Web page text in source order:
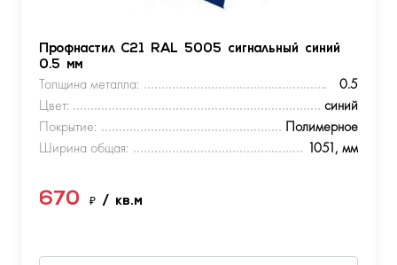
Профнастил С21 RAL 5005 сигнальный синий
0.5 мм
Толщина металла:
0.5
Цвет:
синий
Покрытие:
Полимерное
Ширина общая:
1051, мм
670 ₽ / кв.м